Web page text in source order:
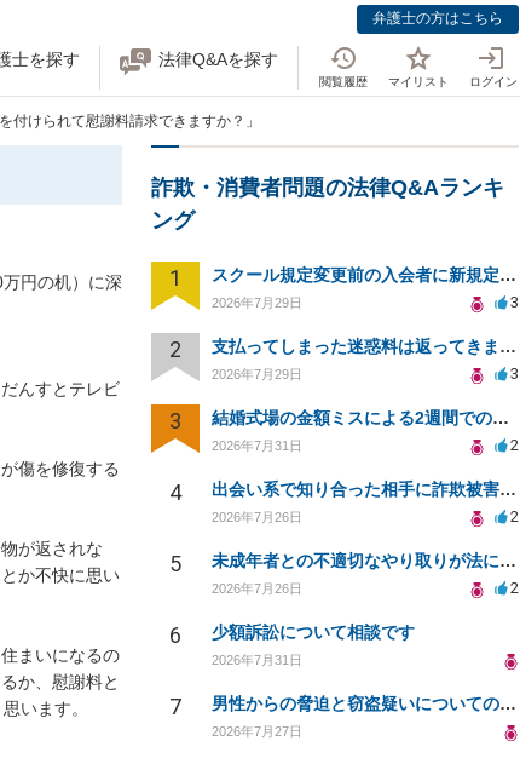
弁護士の方はこちら
士を探す 法律Q&Aを探す
閲覧履歴 マイリスト ログイン
付けられて慰謝料請求できますか？」
円の机）に深
んすとテレビ
傷を修復する
が返されな
か不快に思い
まいになるの
か、慰謝料と
います。
詐欺・消費者問題の法律Q&Aランキ
ング
1 スクール規定変更前の入会者に新規定は適用されるのか
2026年7月29日 3
2 支払ってしまった迷惑料は返ってきますか？
2026年7月29日 3
3 結婚式場の金額ミスによる2週間での解約。キャンセル料10万円の免除は可能か。
2026年7月31日 2
4 出会い系で知り合った相手に詐欺被害、免許証の悪用リスクと対策。
2026年7月26日 2
5 未成年者との不適切なやり取りが法に触れる可能性と対処法
2026年7月26日 2
6 少額訴訟について相談です
2026年7月31日
7 男性からの脅迫と窃盗疑いについての法的対処法
2026年7月27日